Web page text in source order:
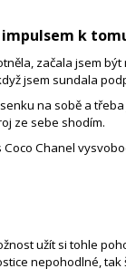
k
začala jsem
jsem sundala
na sobě a
ze sebe shodím.
Coco Chanel
užít si tohle
nepohodlné, tak